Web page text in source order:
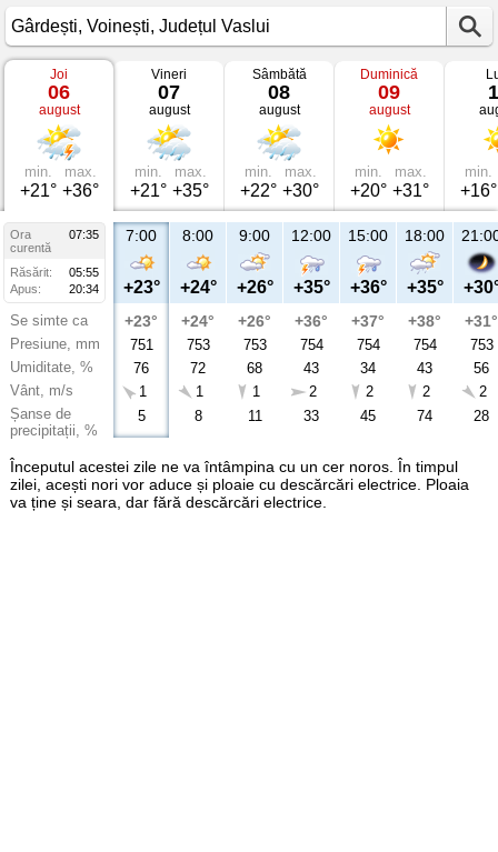
Vremea
Gârdești
Voinești,
Județul
Vaslui
Joi
06
august
min.
+21°
max.
+36°
Vineri
07
august
min.
+21°
max.
+35°
Sâmbătă
08
august
min.
+22°
max.
+30°
Duminică
09
august
min.
+20°
max.
+31°
min.
+16°
Ora
07:35
curentă
Răsărit:
05:55
Apus:
20:34
Se simte ca
Presiune, mm
Umiditate, %
Vânt, m/s
Șanse de
precipitații, %
7:00
+23°
+23°
751
76
1
5
8:00
+24°
+24°
753
72
1
8
9:00
+26°
+26°
753
68
1
11
12:00
+35°
+36°
754
43
2
33
15:00
+36°
+37°
754
34
2
45
18:00
+35°
+38°
754
43
2
74
+31°
753
56
2
28
Începutul acestei zile ne va întâmpina cu un cer noros. În timpul
zilei, acești nori vor aduce și ploaie cu descărcări electrice. Ploaia
va ține și seara, dar fără descărcări electrice.